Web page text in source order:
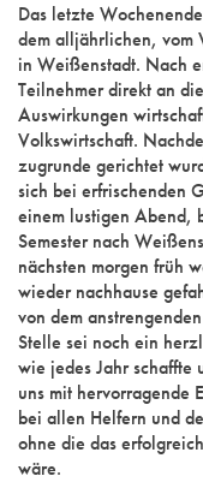
Das letzte
dem alljährlichen, vom
in Weißenstadt. Nach
Teilnehmer direkt an
Auswirkungen
Volkswirtschaft.
zugrunde gerichtet
sich bei erfrischenden
einem lustigen Abend,
Semester nach
nächsten morgen früh
wieder nachhause
von dem
Stelle sei noch ein
wie jedes Jahr schaffte
uns mit hervorragende
bei allen Helfern und
ohne die das
wäre.